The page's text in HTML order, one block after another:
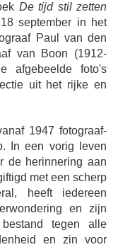
De tijd stil zetten
september in het
Paul van den
van Boon (1912-
afgebeelde foto's
uit het rijke en
1947 fotograaf-
In een vorig leven
de herinnering aan
met een scherp
heeft iedereen
en zijn
bestand tegen alle
en zin voor